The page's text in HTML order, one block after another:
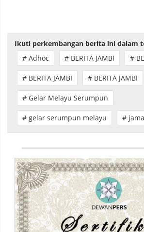
Ikuti perkembangan berita ini dalam
# Adhoc
# BERITA JAMBI #
# BERITA JAMBI # BERITA JAMBI
# Gelar Melayu Serumpun
# gelar serumpun melayu #